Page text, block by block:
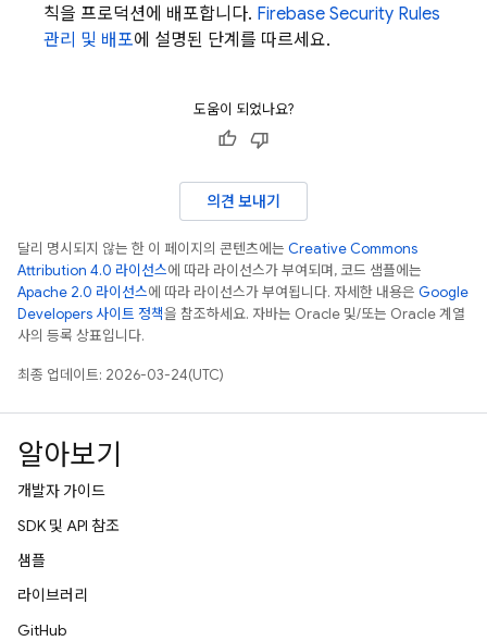
칙을 프로덕션에 배포합니다. Firebase Security Rules
관리 및 배포에 설명된 단계를 따르세요.
도움이 되었나요?
의견 보내기
달리 명시되지 않는 한 이 페이지의 콘텐츠에는 Creative Commons
Attribution 4.0 라이선스에 따라 라이선스가 부여되며, 코드 샘플에는
Apache 2.0 라이선스에 따라 라이선스가 부여됩니다. 자세한 내용은 Google
Developers 사이트 정책을 참조하세요. 자바는 Oracle 및/또는 Oracle 계열
사의 등록 상표입니다.
최종 업데이트: 2026-03-24(UTC)
알아보기
개발자 가이드
SDK 및 API 참조
샘플
라이브러리
GitHub